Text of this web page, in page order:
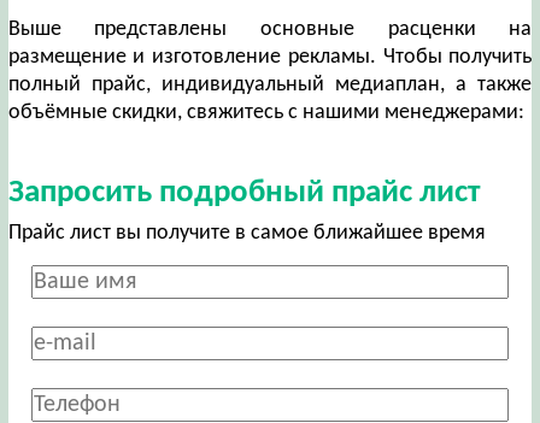
Выше представлены основные расценки на
размещение и изготовление рекламы. Чтобы получить
полный прайс, индивидуальный медиаплан, а также
объёмные скидки, свяжитесь с нашими менеджерами:
Запросить подробный прайс лист
Прайс лист вы получите в самое ближайшее время